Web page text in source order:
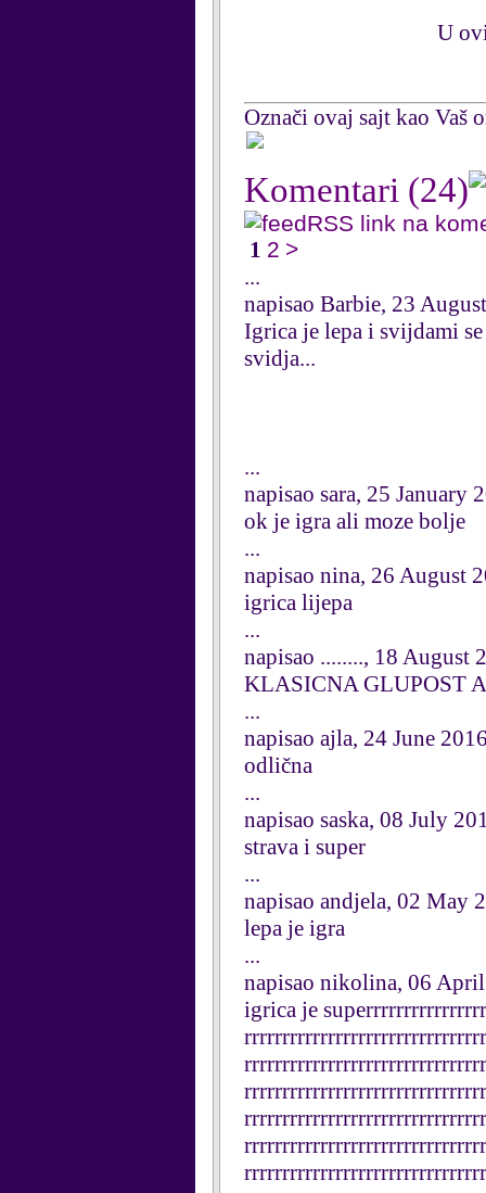
U
Označi ovaj sajt kao Vaš
Komentari (24)
RSS link na
1 2 >
...
napisao Barbie, 23
Igrica je lepa i svijdami
svidja...
...
napisao sara, 25 January
ok je igra ali moze bolje
...
napisao nina, 26 August
igrica lijepa
...
napisao ........, 18 August
KLASICNA
...
napisao ajla, 24 June
odlična
...
napisao saska, 08 July
strava i super
...
napisao andjela, 02 May
lepa je igra
...
napisao nikolina, 06
igrica je